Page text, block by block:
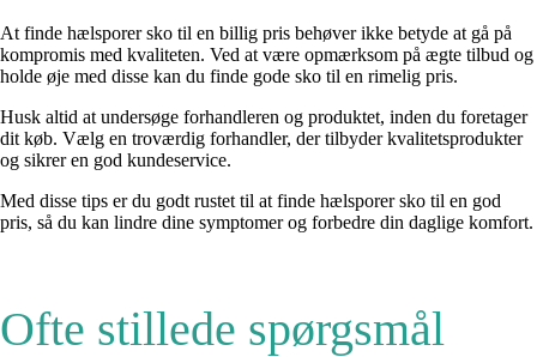
At finde hælsporer sko til en billig pris behøver ikke betyde at gå på
kompromis med kvaliteten. Ved at være opmærksom på ægte tilbud og
holde øje med disse kan du finde gode sko til en rimelig pris.
Husk altid at undersøge forhandleren og produktet, inden du foretager
dit køb. Vælg en troværdig forhandler, der tilbyder kvalitetsprodukter
og sikrer en god kundeservice.
Med disse tips er du godt rustet til at finde hælsporer sko til en god
pris, så du kan lindre dine symptomer og forbedre din daglige komfort.
Ofte stillede spørgsmål